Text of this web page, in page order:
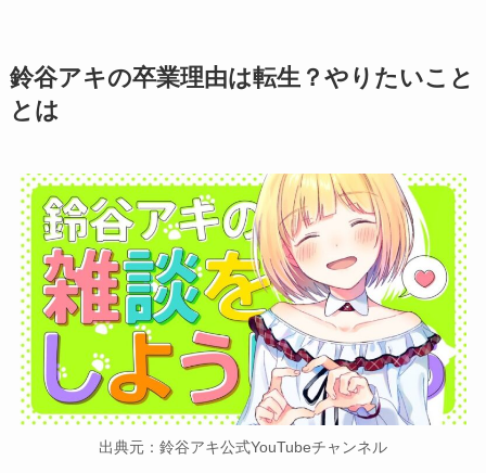
鈴谷アキの卒業理由は転生？やりたいこと
とは
出典元：鈴谷アキ公式YouTubeチャンネル